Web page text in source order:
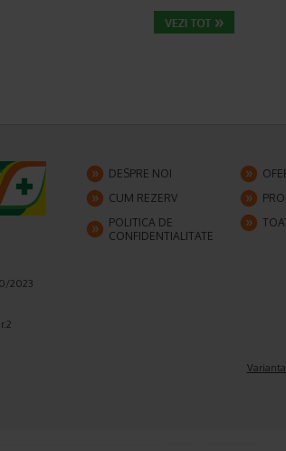
2023
DESPRE NOI
CUM REZERV
POLITICA DE
CONFIDENTIALITATE